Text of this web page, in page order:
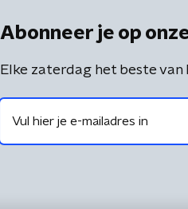
Abonneer je op
Elke zaterdag het beste van